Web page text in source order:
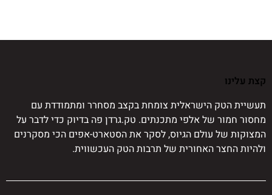
קצת עלינו
תעשיית הטק הישראלית צומחת בקצב מסחרר ומתמודדת עם
מחסור חמור של אלפי מתכנתים. טק.גרדן פה בדיוק כדי לדבר על
המצוקות של עולם הגיוס, לסקר את הסטארט-אפים הכי מסקרנים
ולהיות החצר האחורית של תרבות הטק העכשווית.